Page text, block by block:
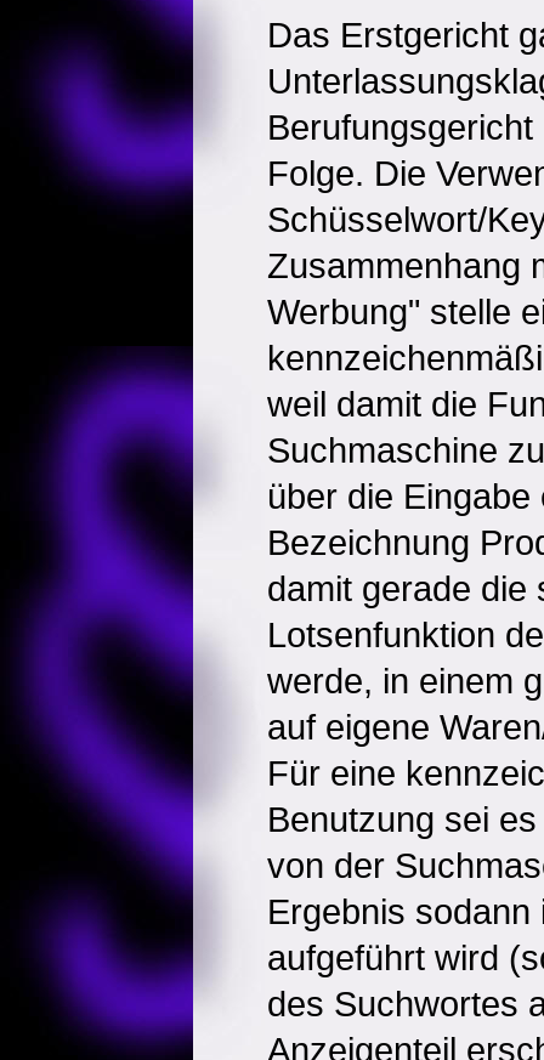
Das Erstgericht
Folge. Die
Schüsselwort/
Zusammenhang
Werbung" stelle
weil damit die
Suchmaschine
über die
Bezeichnung
damit gerade die
Lotsenfunktion
werde, in einem
auf eigene
Für eine
Benutzung sei
von der
Ergebnis sodann
aufgeführt wird
des Suchwortes
Anzeigenteil